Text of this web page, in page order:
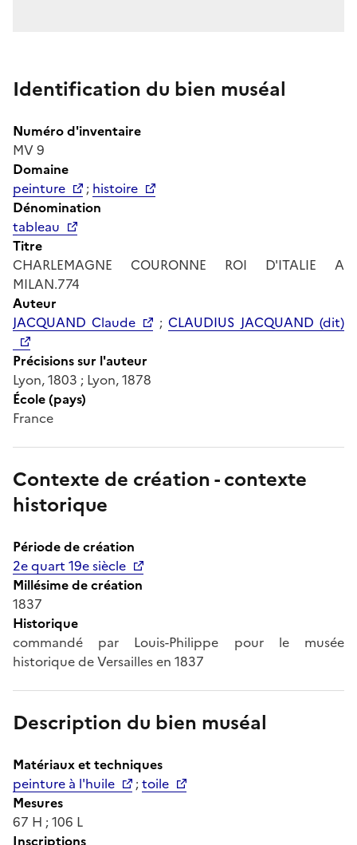
Identification du bien muséal
Numéro d'inventaire
MV 9
Domaine
peinture
; histoire
Dénomination
tableau
Titre
CHARLEMAGNE COURONNE ROI D'ITALIE A
MILAN.774
Auteur
JACQUAND Claude
;CLAUDIUS JACQUAND (dit)
Précisions sur l'auteur
Lyon, 1803 ; Lyon, 1878
École (pays)
France
Contexte de création - contexte
historique
Période de création
2e quart 19e siècle
Millésime de création
1837
Historique
commandé par Louis-Philippe pour le musée
historique de Versailles en 1837
Description du bien muséal
Matériaux et techniques
peinture à l'huile
;toile
Mesures
67 H ; 106 L
Inscriptions